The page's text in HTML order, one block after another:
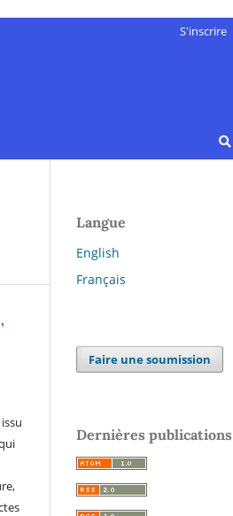
S'inscrire
Langue
English
Français
Faire une soumission
Dernières publications